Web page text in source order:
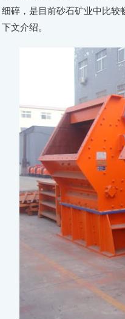
细碎，是目前砂石矿业中比较
下文介绍。